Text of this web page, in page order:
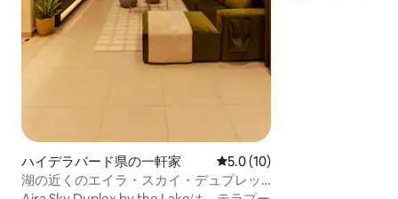
ハイデラバード県の一軒家 レビュー10件、5つ星中5.0つ
5.0 (10)
湖の近くのエイラ・スカイ・デュプレッ